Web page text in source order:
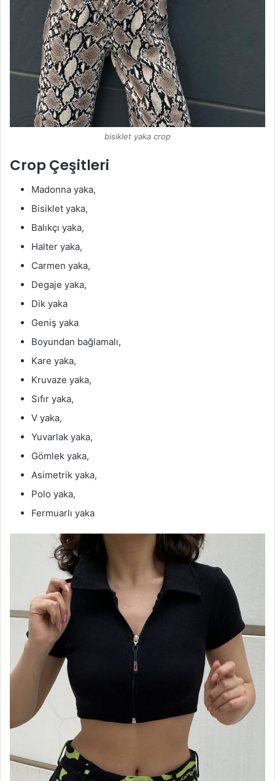
bisiklet yaka crop
Crop Çeşitleri
Madonna yaka,
Bisiklet yaka,
Balıkçı yaka,
Halter yaka,
Carmen yaka,
Degaje yaka,
Dik yaka
Geniş yaka
Boyundan bağlamalı,
Kare yaka,
Kruvaze yaka,
Sıfır yaka,
V yaka,
Yuvarlak yaka,
Gömlek yaka,
Asimetrik yaka,
Polo yaka,
Fermuarlı yaka